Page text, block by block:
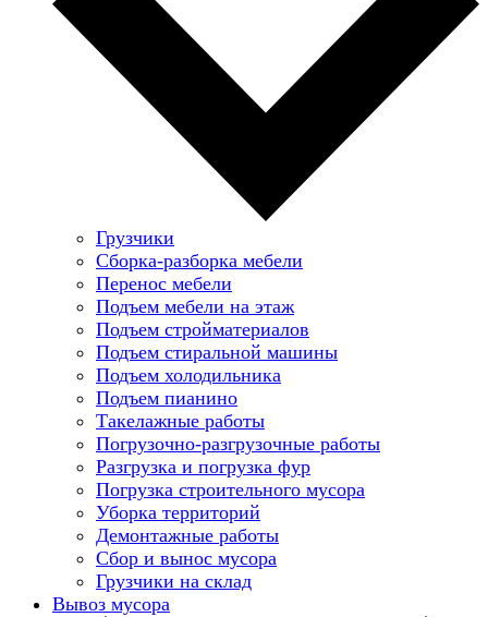
Грузчики
Сборка-разборка мебели
Перенос мебели
Подъем мебели на этаж
Подъем стройматериалов
Подъем стиральной машины
Подъем холодильника
Подъем пианино
Такелажные работы
Погрузочно-разгрузочные работы
Разгрузка и погрузка фур
Погрузка строительного мусора
Уборка территорий
Демонтажные работы
Сбор и вынос мусора
Грузчики на склад
Вывоз мусора